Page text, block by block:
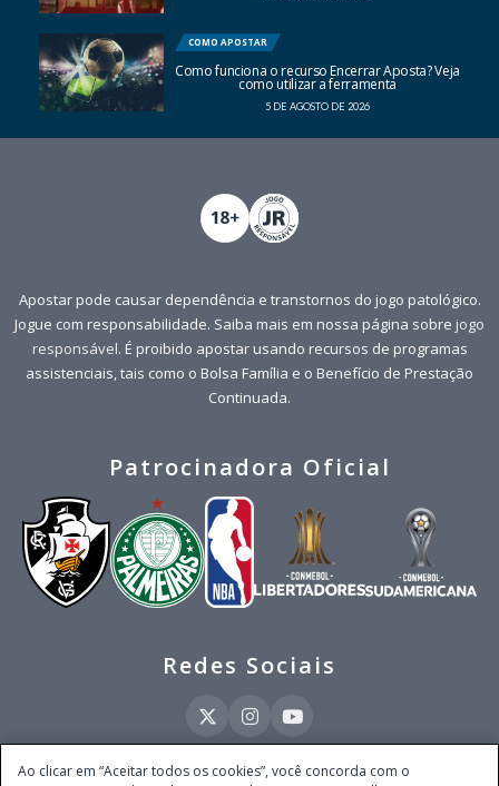
COMO APOSTAR
Como funciona o recurso Encerrar Aposta? Veja
como utilizar a ferramenta
5 DE AGOSTO DE 2026
Apostar pode causar dependência e transtornos do jogo patológico.
Jogue com responsabilidade. Saiba mais em nossa página sobre jogo
responsável. É proibido apostar usando recursos de programas
assistenciais, tais como o Bolsa Família e o Benefício de Prestação
Continuada.
Patrocinadora Oficial
Redes Sociais
Ao clicar em “Aceitar todos os cookies”, você concorda com o